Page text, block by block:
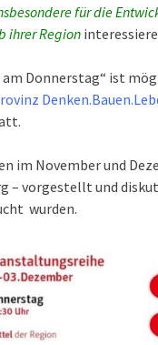
für die
ihrer Region
Donnerstag“ ist
im November und
– vorgestellt und
wurden.